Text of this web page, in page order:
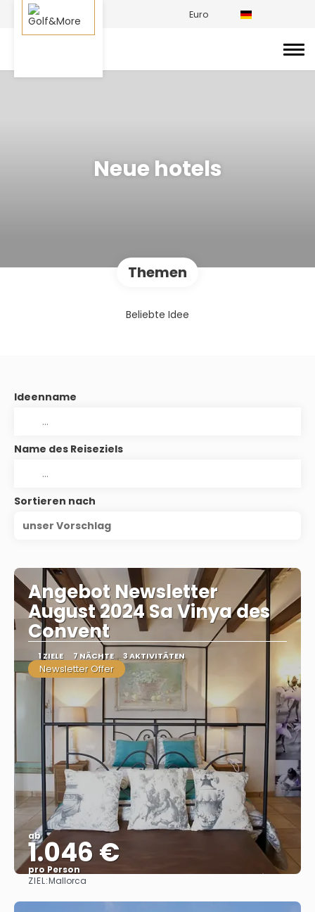
Euro
Neue hotels
Themen
Beliebte Idee
Ideenname
Name des Reiseziels
Sortieren nach
unser Vorschlag
Angebot Newsletter
August 2024 Sa Vinya des
Convent
1 ZIELE 7 NÄCHTE 3 AKTIVITÄTEN
Newsletter Offer
ab
1.046 €
pro Person
ZIEL:Mallorca